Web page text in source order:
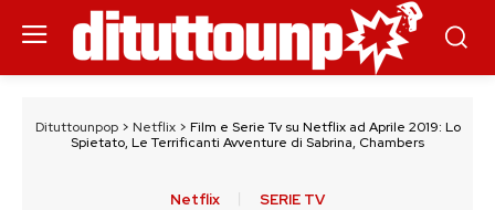
Dituttounpop> Netflix> Film e Serie Tv su Netflix ad Aprile 2019: Lo
Spietato, Le Terrificanti Avventure di Sabrina, Chambers
Netflix SERIE TV